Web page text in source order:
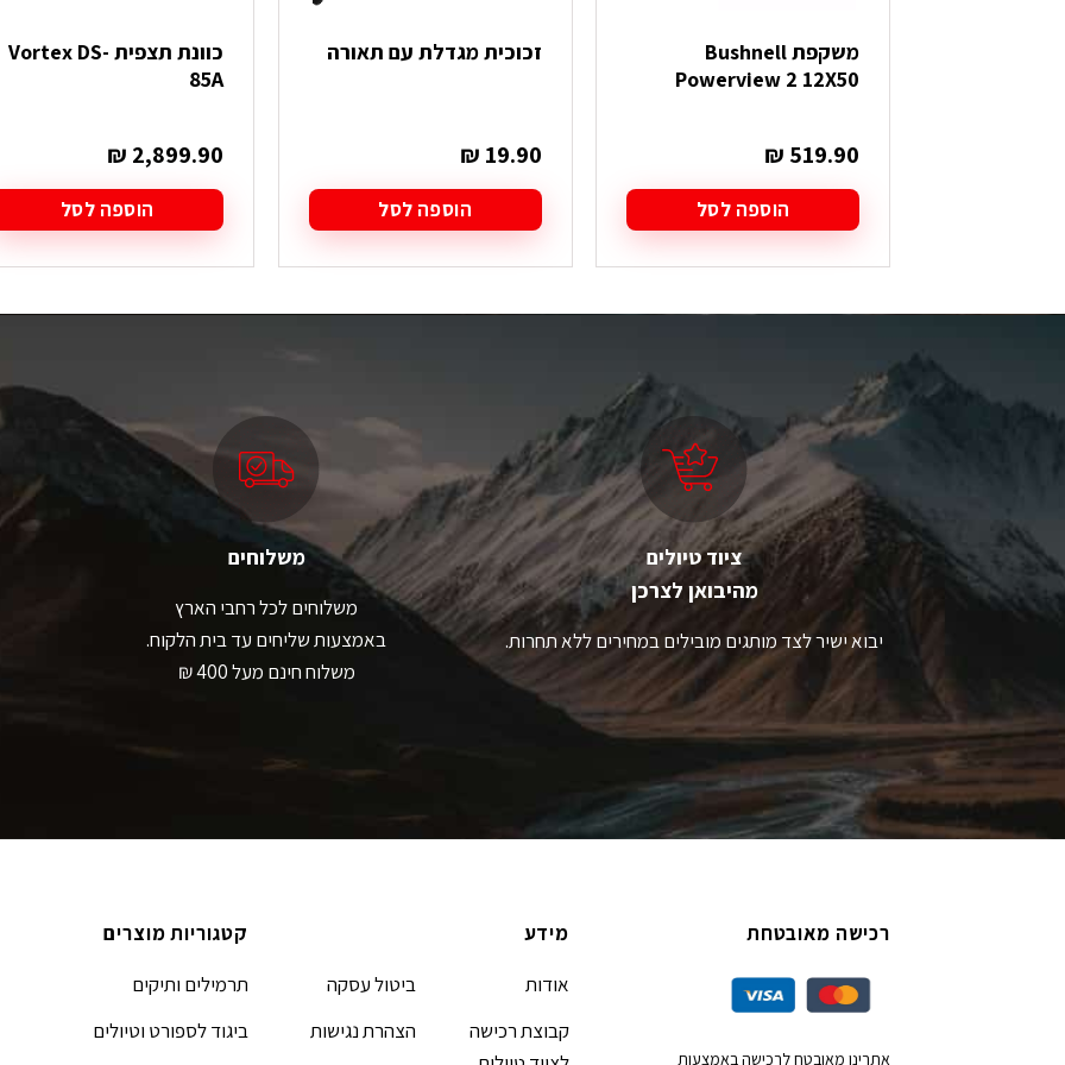
משקפת Bushnell
Powerview 2 12X50
₪ 519.90
הוספה לסל
זכוכית מגדלת עם תאורה
₪ 19.90
הוספה לסל
כוונת תצפית Vortex DS-
85A
₪ 2,899.90
הוספה לסל
ציוד טיולים
מהיבואן לצרכן
יבוא ישיר לצד מותגים מובילים במחירים ללא תחרות.
משלוחים
משלוחים לכל רחבי הארץ
באמצעות שליחים עד בית הלקוח.
משלוח חינם מעל 400 ₪
רכישה מאובטחת
אתרינו מאובטח לרכישה באמצעות
מידע
אודות
קבוצת רכישה
ביטול עסקה
הצהרת נגישות
קטגוריות מוצרים
תרמילים ותיקים
ביגוד לספורט וטיולים